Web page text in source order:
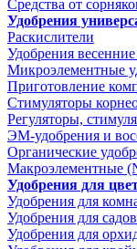
Средства от
Удобрения
Раскислители
Удобрения
Микроэлементные
Приготовление
Стимуляторы
Регуляторы,
ЭМ-удобрения и
Органические
Макроэлементные
Удобрения для
Удобрения для
Удобрения для
Удобрения для